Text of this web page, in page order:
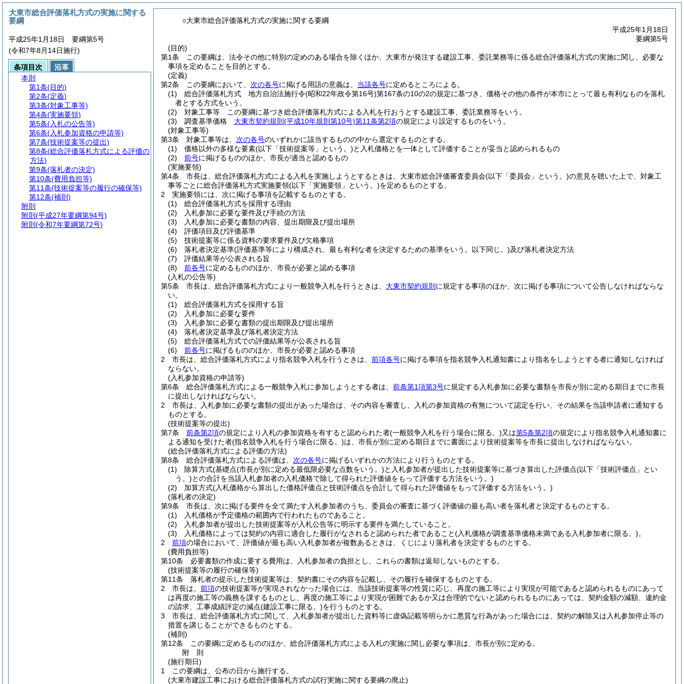
○大東市総合評価落札方式の実施に関する要綱
平成25年1月18日
要綱第5号
(目的)
第1条
この要綱は、法令その他に特別の定めのある場合を除くほか、大東市が発注する建設工事、委託業務等に係る総合評価落札方式の実施に関し、必要な
事項を定めることを目的とする。
(定義)
第2条
この要綱において、 次の各号に掲げる用語の意義は、 当該各号に定めるところによる。
(1)
総合評価落札方式 地方自治法施行令(昭和22年政令第16号)第167条の10の2の規定に基づき、価格その他の条件が本市にとって最も有利なものを落札
者とする方式をいう。
(2)
対象工事等 この要綱に基づき総合評価落札方式による入札を行おうとする建設工事、委託業務等をいう。
(3)
調査基準価格 大東市契約規則 (平成10年規則第10号)第11条第2項の規定により設定するものをいう。
(対象工事等)
第3条
対象工事等は、 次の各号のいずれかに該当するものの中から選定するものとする。
(1)
価格以外の多様な要素(以下「技術提案等」という。)と入札価格とを一体として評価することが妥当と認められるもの
(2)
前号に掲げるもののほか、市長が適当と認めるもの
(実施要領)
第4条
市長は、総合評価落札方式による入札を実施しようとするときは、大東市総合評価審査委員会(以下「委員会」という。)の意見を聴いた上で、対象工
事等ごとに総合評価落札方式実施要領(以下「実施要領」という。)を定めるものとする。
2
実施要領には、次に掲げる事項を記載するものとする。
(1)
総合評価落札方式を採用する理由
(2)
入札参加に必要な要件及び手続の方法
(3)
入札参加に必要な書類の内容、提出期限及び提出場所
(4)
評価項目及び評価基準
(5)
技術提案等に係る資料の要求要件及び欠格事項
(6)
落札者決定基準(評価基準等により構成され、最も有利な者を決定するための基準をいう。以下同じ。)及び落札者決定方法
(7)
評価結果等が公表される旨
(8)
前各号に定めるもののほか、市長が必要と認める事項
(入札の公告等)
第5条
市長は、総合評価落札方式により一般競争入札を行うときは、 大東市契約規則 に規定する事項のほか、次に掲げる事項について公告しなければならな
い。
(1)
総合評価落札方式を採用する旨
(2)
入札参加に必要な要件
(3)
入札参加に必要な書類の提出期限及び提出場所
(4)
落札者決定基準及び落札者決定方法
(5)
総合評価落札方式での評価結果等が公表される旨
(6)
前各号に掲げるもののほか、市長が必要と認める事項
2
市長は、総合評価落札方式により指名競争入札を行うときは、 前項各号に掲げる事項を指名競争入札通知書により指名をしようとする者に通知しなければ
ならない。
(入札参加資格の申請等)
第6条
総合評価落札方式による一般競争入札に参加しようとする者は、 前条第1項第3号に規定する入札参加に必要な書類を市長が別に定める期日までに市長
に提出しなければならない。
2
市長は、入札参加に必要な書類の提出があった場合は、その内容を審査し、入札の参加資格の有無について認定を行い、その結果を当該申請者に通知する
ものとする。
(技術提案等の提出)
第7条
前条第2項の規定により入札の参加資格を有すると認められた者(一般競争入札を行う場合に限る。)又は第5条第2項の規定により指名競争入札通知書に
よる通知を受けた者(指名競争入札を行う場合に限る。)は、市長が別に定める期日までに書面により技術提案等を市長に提出しなければならない。
(総合評価落札方式による評価の方法)
第8条
総合評価落札方式による評価は、 次の各号に掲げるいずれかの方法により行うものとする。
(1)
除算方式(基礎点(市長が別に定める最低限必要な点数をいう。)と入札参加者が提出した技術提案等に基づき算出した評価点(以下「技術評価点」とい
う。)との合計を当該入札参加者の入札価格で除して得られた評価値をもって評価する方法をいう。)
(2)
加算方式(入札価格から算出した価格評価点と技術評価点を合計して得られた評価値をもって評価する方法をいう。)
(落札者の決定)
第9条
市長は、次に掲げる要件を全て満たす入札参加者のうち、委員会の審査に基づく評価値の最も高い者を落札者と決定するものとする。
(1)
入札価格が予定価格の範囲内で行われたものであること。
(2)
入札参加者が提出した技術提案等が入札公告等に明示する要件を満たしていること。
(3)
入札価格によっては契約の内容に適合した履行がなされると認められた者であること(入札価格が調査基準価格未満である入札参加者に限る。)。
2
前項の場合において、評価値が最も高い入札参加者が複数あるときは、くじにより落札者を決定するものとする。
(費用負担等)
第10条
必要書類の作成に要する費用は、入札参加者の負担とし、これらの書類は返却しないものとする。
(技術提案等の履行の確保等)
第11条
落札者の提示した技術提案等は、契約書にその内容を記載し、その履行を確保するものとする。
2
市長は、 前項の技術提案等が実現されなかった場合には、当該技術提案等の性質に応じ、再度の施工等により実現が可能であると認められるものにあって
は再度の施工等の義務を課するものとし、再度の施工等により実現が困難であるか又は合理的でないと認められるものにあっては、契約金額の減額、違約金
の請求、工事成績評定の減点(建設工事に限る。)を行うものとする。
3
市長は、総合評価落札方式に関して、入札参加者が提出した資料等に虚偽記載等明らかに悪質な行為があった場合には、契約の解除又は入札参加停止等の
措置を講じることができるものとする。
(補則)
第12条
この要綱に定めるもののほか、総合評価落札方式による入札の実施に関し必要な事項は、市長が別に定める。
附 則
(施行期日)
1
この要綱は、公布の日から施行する。
(大東市建設工事における総合評価落札方式の試行実施に関する要綱の廃止)
大東市総合評価落札方式の実施に関する
要綱
平成25年1月18日 要綱第5号
(令和7年8月14日施行)
条項目次
沿革
本則
第1条(目的)
第2条(定義)
第3条(対象工事等)
第4条(実施要領)
第5条(入札の公告等)
第6条(入札参加資格の申請等)
第7条(技術提案等の提出)
第8条(総合評価落札方式による評価の
方法)
第9条(落札者の決定)
第10条(費用負担等)
第11条(技術提案等の履行の確保等)
第12条(補則)
附則
附則 (平成27年要綱第94号)
附則 (令和7年要綱第72号)